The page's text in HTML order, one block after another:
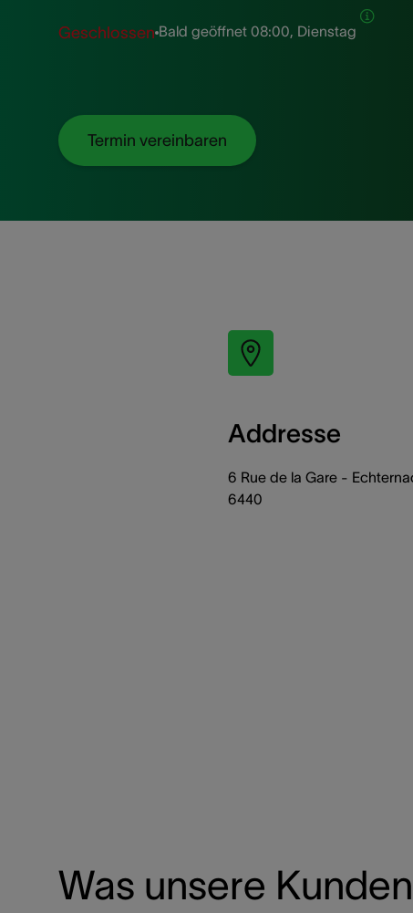
Geschlossen Bald geöffnet 08:00, Dienstag
Termin vereinbaren
Addresse
6 Rue de la Gare -
6440
Was unsere